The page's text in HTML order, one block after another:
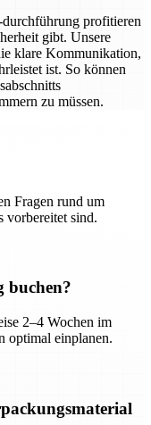
profitieren
gibt. Unsere
klare Kommunikation,
ist. So können
zu müssen.
Fragen rund um
vorbereitet sind.
buchen?
2–4 Wochen im
optimal einplanen.